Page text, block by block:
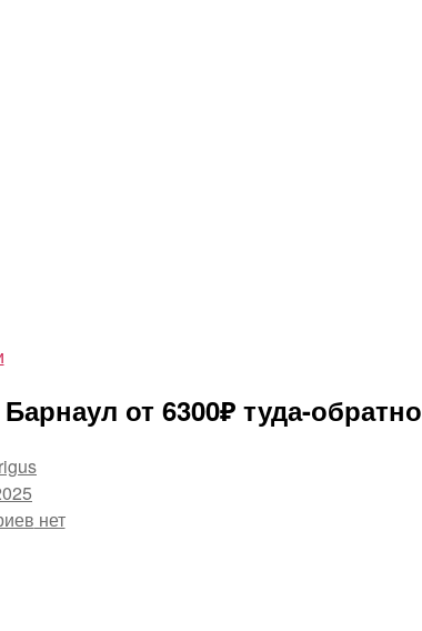
от 6300₽ туда-обратно
rigus
кнет